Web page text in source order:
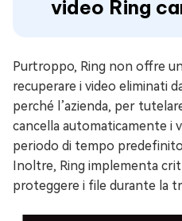
video Ring
Purtroppo, Ring non offre
recuperare i video eliminati
perché l’azienda, per
cancella automaticamente i
periodo di tempo
Inoltre, Ring implementa
proteggere i file durante la